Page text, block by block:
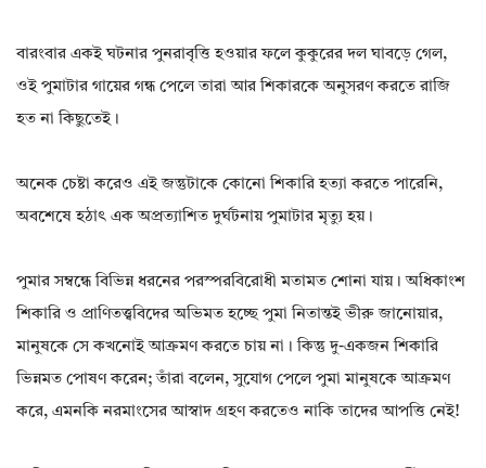
বারংবার একই ঘটনার পুনরাবৃত্তি হওয়ার ফলে কুকুরের দল ঘাবড়ে গেল,
ওই পুমাটার গায়ের গন্ধ পেলে তারা আর শিকারকে অনুসরণ করতে রাজি
হত না কিছুতেই।
অনেক চেষ্টা করেও এই জন্তুটাকে কোনো শিকারি হত্যা করতে পারেনি,
অবশেষে হঠাৎ এক অপ্রত্যাশিত দুর্ঘটনায় পুমাটার মৃত্যু হয়।
পুমার সম্বন্ধে বিভিন্ন ধরনের পরস্পরবিরোধী মতামত শোনা যায়। অধিকাংশ
শিকারি ও প্রাণিতত্ত্ববিদের অভিমত হচ্ছে পুমা নিতান্তই ভীরু জানোয়ার,
মানুষকে সে কখনোই আক্রমণ করতে চায় না। কিন্তু দু-একজন শিকারি
ভিন্নমত পোষণ করেন; তাঁরা বলেন, সুযোগ পেলে পুমা মানুষকে আক্রমণ
করে, এমনকি নরমাংসের আস্বাদ গ্রহণ করতেও নাকি তাদের আপত্তি নেই!